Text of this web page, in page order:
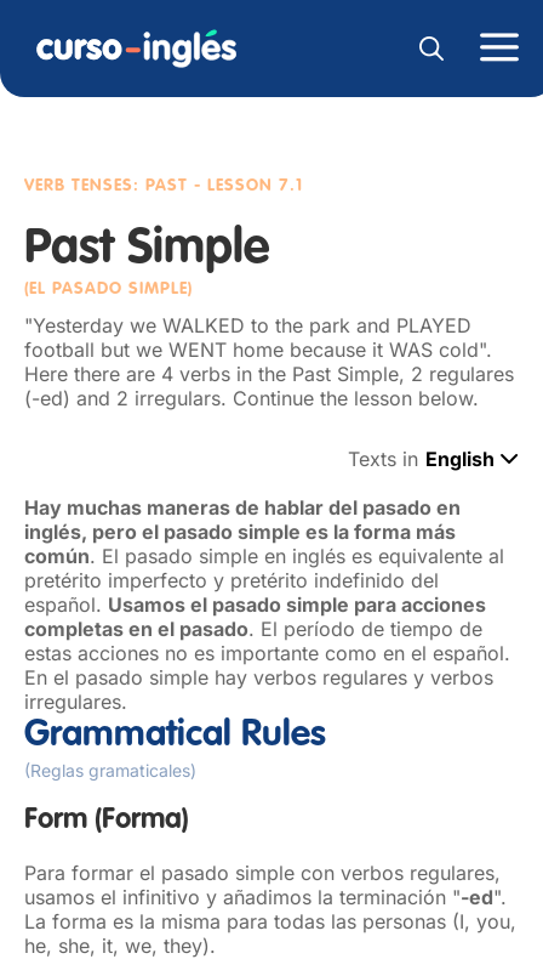
VERB TENSES: PAST - LESSON 7.1
Past Simple
(EL PASADO SIMPLE)
"Yesterday we WALKED to the park and PLAYED
football but we WENT home because it WAS cold".
Here there are 4 verbs in the Past Simple, 2 regulares
(-ed) and 2 irregulars. Continue the lesson below.
Texts in English
Hay muchas maneras de hablar del pasado en
inglés, pero el pasado simple es la forma más
común. El pasado simple en inglés es equivalente al
pretérito imperfecto y pretérito indefinido del
español. Usamos el pasado simple para acciones
completas en el pasado. El período de tiempo de
estas acciones no es importante como en el español.
En el pasado simple hay verbos regulares y verbos
irregulares.
Grammatical Rules
(Reglas gramaticales)
Form (Forma)
Para formar el pasado simple con verbos regulares,
usamos el infinitivo y añadimos la terminación "-ed".
La forma es la misma para todas las personas (I, you,
he, she, it, we, they).